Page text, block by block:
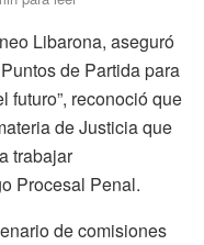
Libarona, aseguró
de Partida para
futuro”, reconoció que
de Justicia que
trabajar
Procesal Penal.
de comisiones